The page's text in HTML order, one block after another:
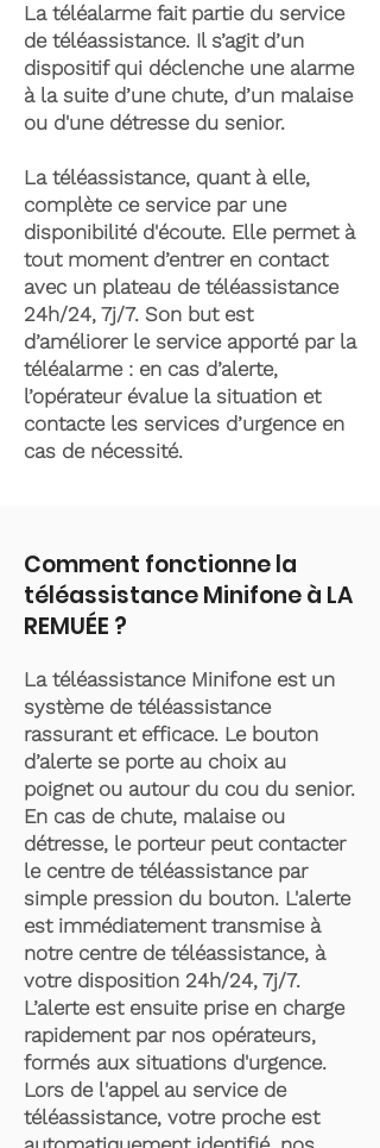
La téléalarme fait partie du service
de téléassistance. Il s’agit d’un
dispositif qui déclenche une alarme
à la suite d’une chute, d’un malaise
ou d'une détresse du senior.
La téléassistance, quant à elle,
complète ce service par une
disponibilité d'écoute. Elle permet à
tout moment d’entrer en contact
avec un plateau de téléassistance
24h/24, 7j/7. Son but est
d’améliorer le service apporté par la
téléalarme : en cas d’alerte,
l’opérateur évalue la situation et
contacte les services d’urgence en
cas de nécessité.
Comment fonctionne la
téléassistance Minifone à LA
REMUÉE ?
La téléassistance Minifone est un
système de téléassistance
rassurant et efficace. Le bouton
d’alerte se porte au choix au
poignet ou autour du cou du senior.
En cas de chute, malaise ou
détresse, le porteur peut contacter
le centre de téléassistance par
simple pression du bouton. L'alerte
est immédiatement transmise à
notre centre de téléassistance, à
votre disposition 24h/24, 7j/7.
L’alerte est ensuite prise en charge
rapidement par nos opérateurs,
formés aux situations d'urgence.
Lors de l'appel au service de
téléassistance, votre proche est